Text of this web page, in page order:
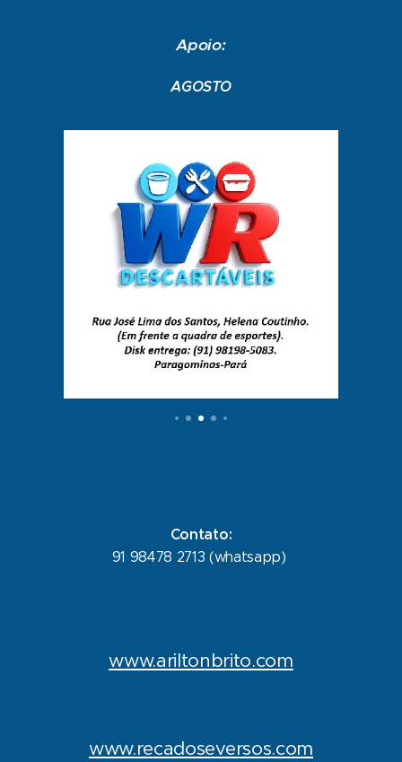
Apoio:
AGOSTO
Contato:
91 98478 2713 (whatsapp)
www.ariltonbrito.com
www.recadoseversos.com